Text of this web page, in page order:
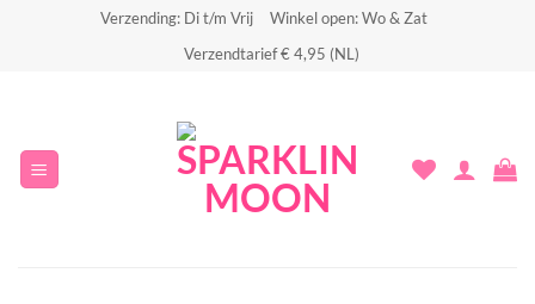
Verzending: Di t/m Vrij
Winkel open: Wo & Zat
Verzendtarief € 4,95 (NL)